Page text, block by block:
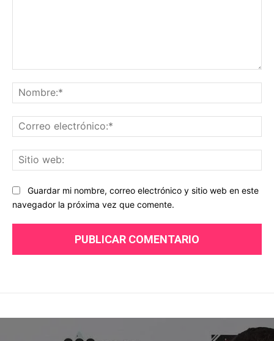
Guardar mi nombre, correo electrónico y sitio web en este
navegador la próxima vez que comente.